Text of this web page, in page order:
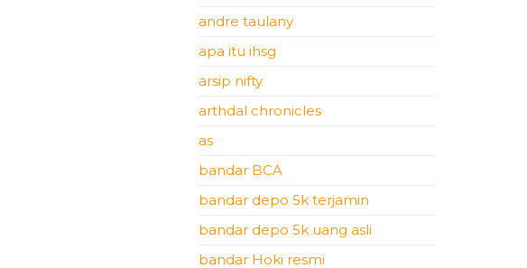
andre taulany
apa itu ihsg
arsip nifty
arthdal chronicles
as
bandar BCA
bandar depo 5k terjamin
bandar depo 5k uang asli
bandar Hoki resmi